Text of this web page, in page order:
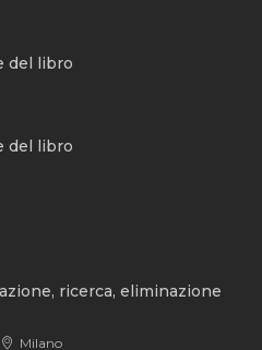
del libro
del libro
ricerca, eliminazione
Milano